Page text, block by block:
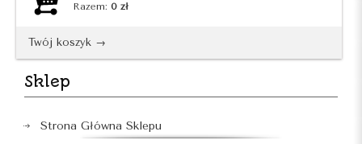
Razem: 0 zł
Twój koszyk →
Sklep
Strona Główna Sklepu